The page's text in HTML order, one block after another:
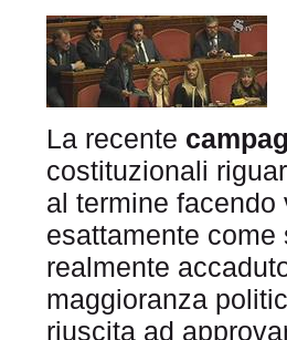
La recente
costituzionali
al termine
esattamente
realmente
maggioranza
riuscita ad